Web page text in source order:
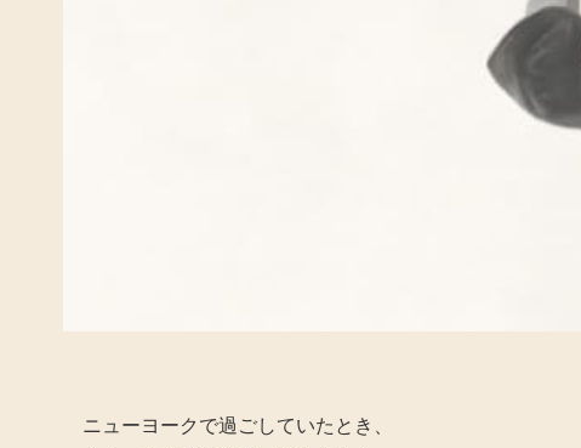
ニューヨークで過ごしていたとき、